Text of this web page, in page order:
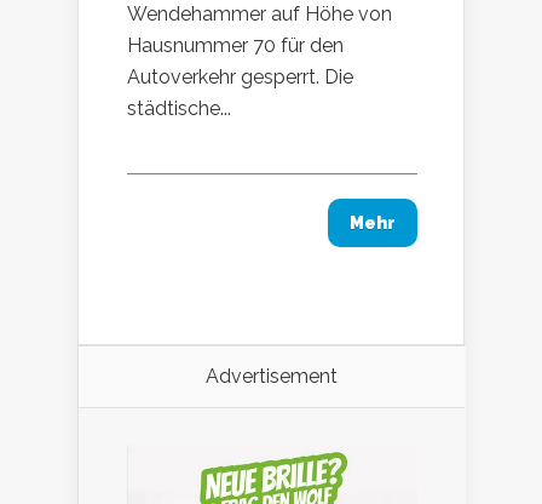
Wendehammer auf Höhe von
Hausnummer 70 für den
Autoverkehr gesperrt. Die
städtische...
Mehr
Advertisement